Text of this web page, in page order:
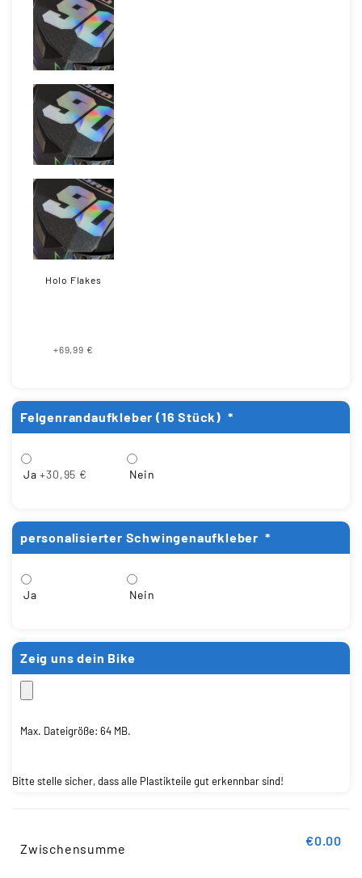
Holo Flakes
+69,99 €
Felgenrandaufkleber (16 Stück) *
Ja +30,95 € Nein
personalisierter Schwingenaufkleber *
Ja Nein
Zeig uns dein Bike
Max. Dateigröße: 64 MB.
Bitte stelle sicher, dass alle Plastikteile gut erkennbar sind!
Zwischensumme
€0.00